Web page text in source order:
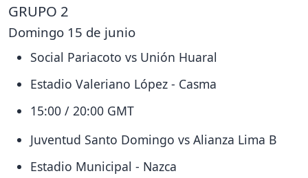
GRUPO 2
Domingo 15 de junio
Social Pariacoto vs Unión Huaral
Estadio Valeriano López - Casma
15:00 / 20:00 GMT
Juventud Santo Domingo vs Alianza Lima B
Estadio Municipal - Nazca